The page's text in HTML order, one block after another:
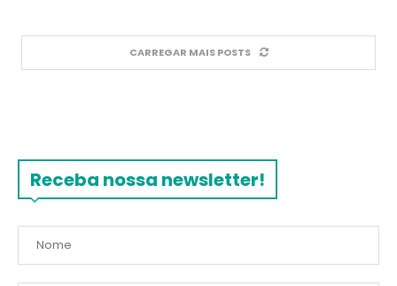
CARREGAR MAIS POSTS
Receba nossa newsletter!